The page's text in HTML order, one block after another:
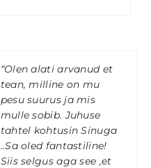
“Olen alati arvanud et
tean, milline on mu
pesu suurus ja mis
mulle sobib. Juhuse
tahtel kohtusin Sinuga
..Sa oled fantastiline!
Siis selgus aga see ,et